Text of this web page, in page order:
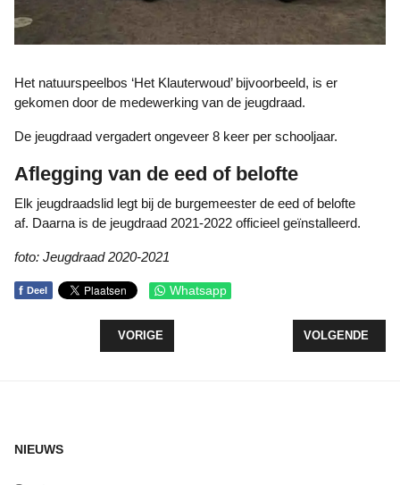
Het natuurspeelbos ‘Het Klauterwoud’ bijvoorbeeld, is er
gekomen door de medewerking van de jeugdraad.
De jeugdraad vergadert ongeveer 8 keer per schooljaar.
Aflegging van de eed of belofte
Elk jeugdraadslid legt bij de burgemeester de eed of belofte
af. Daarna is de jeugdraad 2021-2022 officieel geïnstalleerd.
foto: Jeugdraad 2020-2021
f Deel Whatsapp
VORIG ARTIKEL: BESLISSING NADERT VOOR
VORIGE VOLGENDE
VOLGENDE
NIEUWS